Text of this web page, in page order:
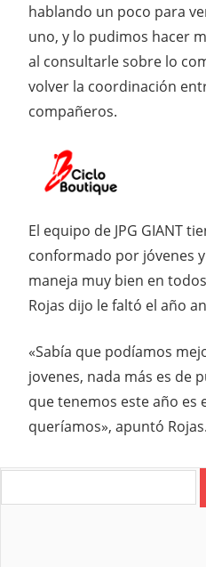
hablando un poco para
uno, y lo pudimos hacer
al consultarle sobre lo
volver la coordinación
compañeros.
El equipo de JPG GIANT
conformado por jóvenes
maneja muy bien en
Rojas dijo le faltó el año
«Sabía que podíamos
jovenes, nada más es de
que tenemos este año es
queríamos», apuntó Rojas.